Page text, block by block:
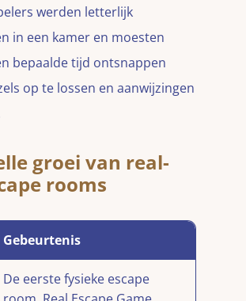
werden letterlijk
in een kamer en moesten
bepaalde tijd ontsnappen
op te lossen en aanwijzingen
groei van real-
rooms
Gebeurtenis
De eerste fysieke escape